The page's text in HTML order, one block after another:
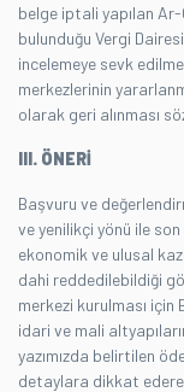
belge iptali yapılan
bulunduğu Vergi
incelemeye sevk
merkezlerinin
olarak geri alınması
III. ÖNERİ
Başvuru ve
ve yenilikçi yönü ile son
ekonomik ve ulusal
dahi reddedilebildiği
merkezi kurulması
idari ve mali
yazımızda belirtilen
detaylara dikkat